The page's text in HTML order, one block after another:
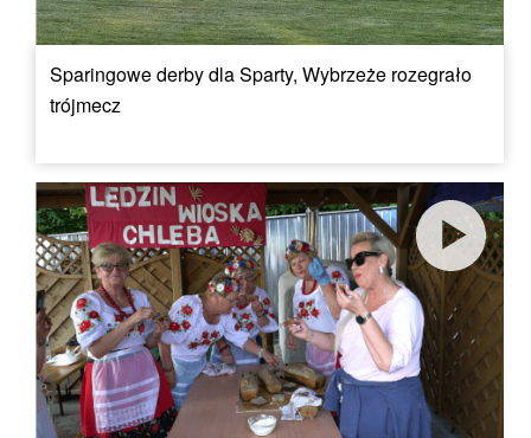
Sparingowe derby dla Sparty, Wybrzeże rozegrało
trójmecz